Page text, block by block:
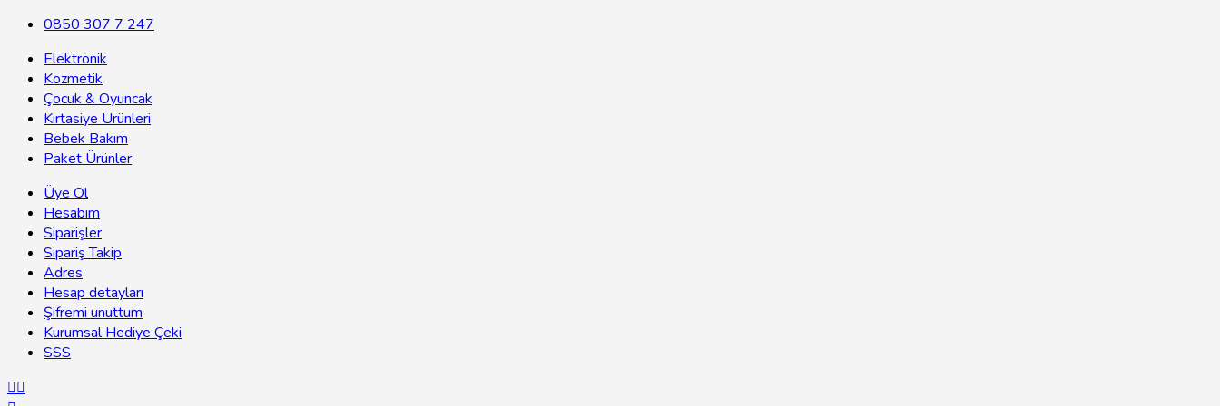
0850 307 7 247
Elektronik
Kozmetik
Çocuk & Oyuncak
Kırtasiye Ürünleri
Bebek Bakım
Paket Ürünler
Üye Ol
Hesabım
Siparişler
Sipariş Takip
Adres
Hesap detayları
Şifremi unuttum
Kurumsal Hediye Çeki
SSS